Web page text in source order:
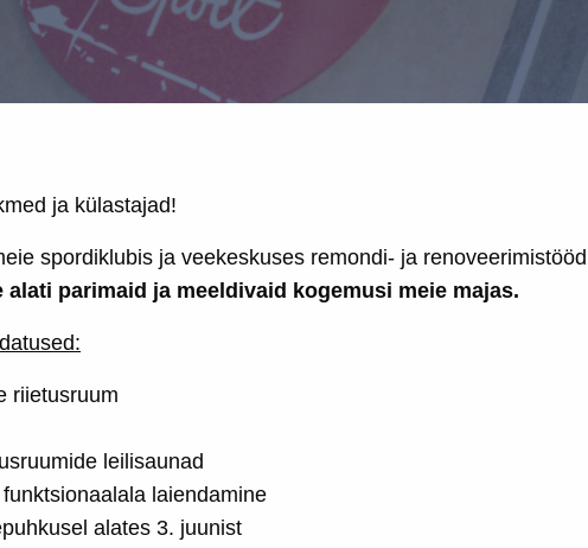
ja külastajad!
spordiklubis ja veekeskuses remondi- ja
parimaid ja meeldivaid kogemusi meie majas.
riietusruum
leilisaunad
laiendamine
alates 3. juunist